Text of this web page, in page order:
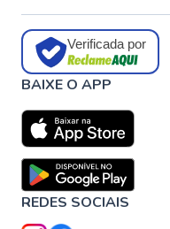
Verificada por
BAIXE O APP
REDES SOCIAIS